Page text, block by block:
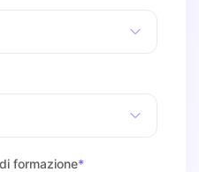
formazione*